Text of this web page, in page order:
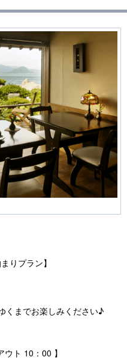
りプラン】
くまでお楽しみください♪
ト 10：00 】